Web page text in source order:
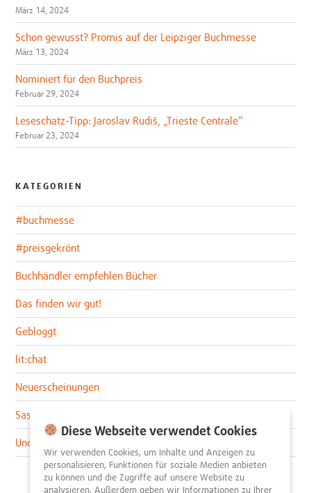
März 14, 2024
Schon gewusst? Promis auf der Leipziger Buchmesse
März 13, 2024
Nominiert für den Buchpreis
Februar 29, 2024
Leseschatz-Tipp: Jaroslav Rudiš, „Trieste Centrale“
Februar 23, 2024
KATEGORIEN
#buchmesse
#preisgekrönt
Buchhändler empfehlen Bücher
Das finden wir gut!
Gebloggt
lit:chat
Neuerscheinungen
Sascha im lit:blog
Uncategorized
Diese Webseite verwendet Cookies
Wir verwenden Cookies, um Inhalte und Anzeigen zu
personalisieren, Funktionen für soziale Medien anbieten
zu können und die Zugriffe auf unsere Website zu
analysieren. Außerdem geben wir Informationen zu Ihrer